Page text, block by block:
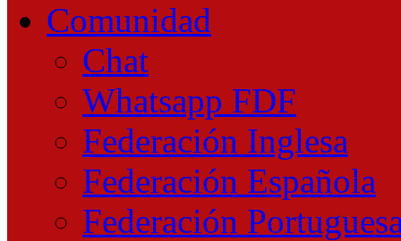
Comunidad
Chat
Whatsapp FDF
Federación Inglesa
Federación Española
Federación